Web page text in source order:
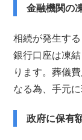
金融機関の
相続が発生す
銀行口座は凍
ります。葬儀
なる為、手元
政府に保有